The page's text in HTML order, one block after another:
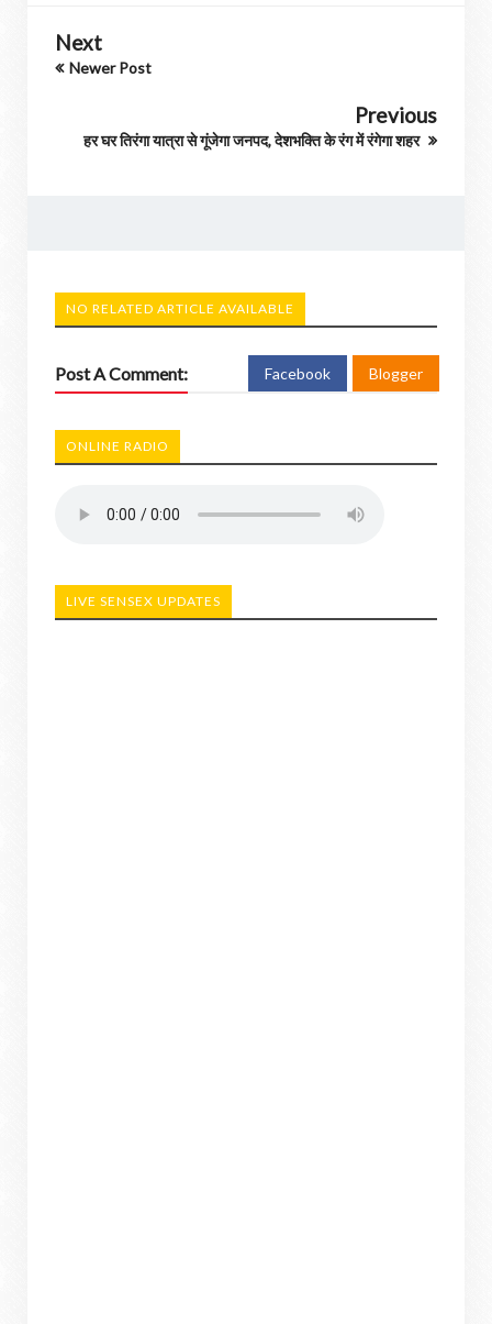
Next
Newer Post
Previous
हर घर तिरंगा यात्रा से गूंजेगा जनपद, देशभक्ति के रंग में रंगेगा शहर
NO RELATED ARTICLE AVAILABLE
Post A Comment: Facebook Blogger
ONLINE RADIO
LIVE SENSEX UPDATES